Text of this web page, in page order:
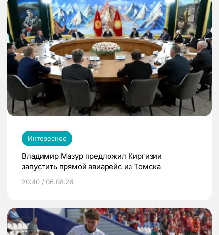
Интересное
Владимир Мазур предложил Киргизии
запустить прямой авиарейс из Томска
20:40 / 06.08.26